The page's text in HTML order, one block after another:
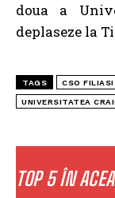
TOP 5 ÎN
doua a
deplaseze la
TAGS CSO FILIASI
UNIVERSITATEA